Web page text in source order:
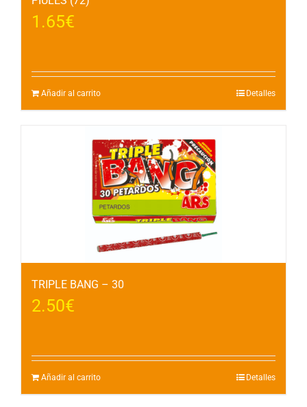
1.65€
Añadir al carrito Detalles
TRIPLE BANG – 30
2.50€
Añadir al carrito Detalles